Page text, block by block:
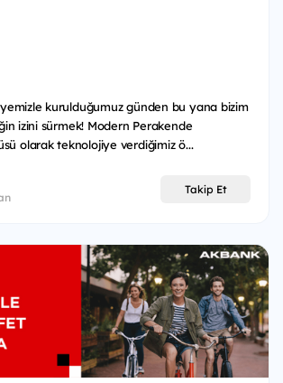
kurulduğumuz günden bu yana bizim
izini sürmek! Modern Perakende
olarak teknolojiye verdiğimiz ö...
Takip Et